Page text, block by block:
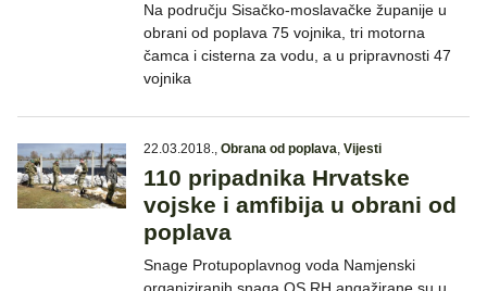
Na području Sisačko-moslavačke županije u
obrani od poplava 75 vojnika, tri motorna
čamca i cisterna za vodu, a u pripravnosti 47
vojnika
22.03.2018., Obrana od poplava, Vijesti
110 pripadnika Hrvatske
vojske i amfibija u obrani od
poplava
Snage Protupoplavnog voda Namjenski